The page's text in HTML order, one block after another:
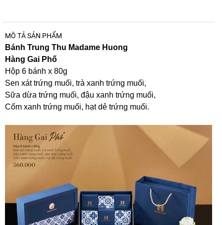
MÔ TẢ SẢN PHẨM
Bánh Trung Thu Madame Huong
Hàng Gai Phố
Hộp 6 bánh x 80g
Sen xát trứng muối, trà xanh trứng muối,
Sữa dừa trứng muối, đậu xanh trứng muối,
Cốm xanh trứng muối, hạt dẻ trứng muối.